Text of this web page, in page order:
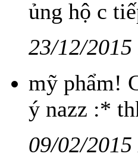
ủng hộ c
23/12/2015
mỹ phẩm!
ý nazz :*
09/02/